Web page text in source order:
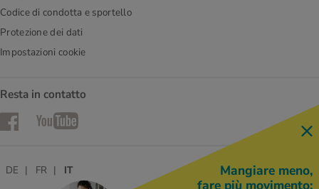
Codice di condotta e sportello
Protezione dei dati
Impostazioni cookie
Resta in contatto
FacebookYouTube
DE FR IT
Mangiare meno,
fare più movimento: